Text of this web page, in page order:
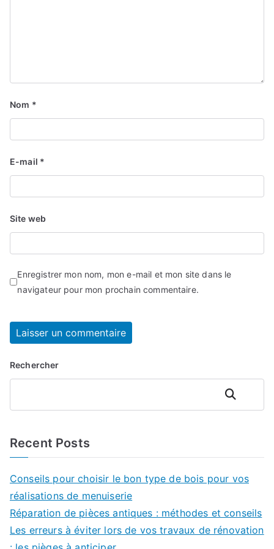
Nom *
E-mail *
Site web
Enregistrer mon nom, mon e-mail et mon site dans le
navigateur pour mon prochain commentaire.
Rechercher
Rechercher
Recent Posts
Conseils pour choisir le bon type de bois pour vos
réalisations de menuiserie
Réparation de pièces antiques : méthodes et conseils
Les erreurs à éviter lors de vos travaux de rénovation